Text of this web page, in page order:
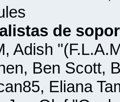
de
Adish
Ben Scott,
Eliana